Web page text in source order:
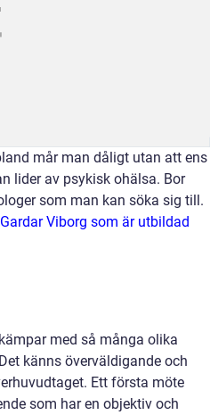
mår man dåligt utan att ens
lider av psykisk ohälsa. Bor
som man kan söka sig till.
Viborg som är utbildad
med så många olika
känns överväldigande och
Ett första möte
som har en objektiv och